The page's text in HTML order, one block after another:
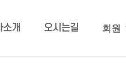
소개 오시는길 회원